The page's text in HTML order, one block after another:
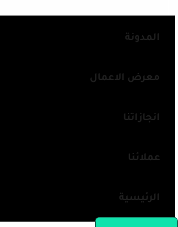
الرئيسية
عملائنا
انجازاتنا
معرض الاعمال
المدونة